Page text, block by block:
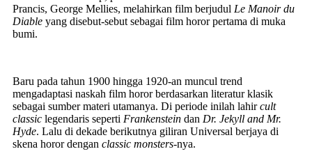
Prancis, George Mellies, melahirkan film berjudul Le Manoir du
Diable yang disebut-sebut sebagai film horor pertama di muka
bumi.
Baru pada tahun 1900 hingga 1920-an muncul trend
mengadaptasi naskah film horor berdasarkan literatur klasik
sebagai sumber materi utamanya. Di periode inilah lahircult
classic legendaris seperti Frankenstein dan Dr. Jekyll and Mr.
Hyde. Lalu di dekade berikutnya giliran Universal berjaya di
skena horor dengan classic monsters-nya.